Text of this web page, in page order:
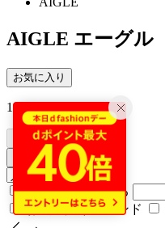
AIGLE エーグル
お気に入り
12 件
サイズ
絞り込む
カラーをまとめる
お気に入りブランド